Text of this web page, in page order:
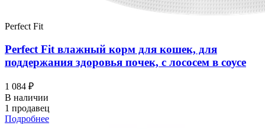
Perfect Fit
Perfect Fit влажный корм для кошек, для
поддержания здоровья почек, с лососем в соусе
1 084 ₽
В наличии
1 продавец
Подробнее